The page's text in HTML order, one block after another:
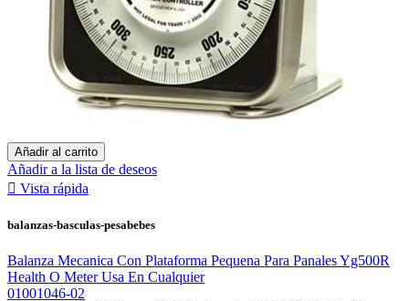
Añadir al carrito
Añadir a la lista de deseos
 Vista rápida
balanzas-basculas-pesabebes
Balanza Mecanica Con Plataforma Pequena Para Panales Yg500R
Health O Meter Usa En Cualquier
01001046-02